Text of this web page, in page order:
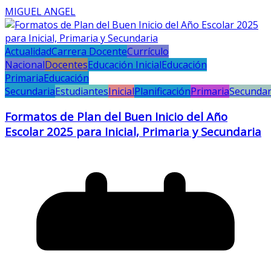
MIGUEL ANGEL
ActualidadCarrera DocenteCurrículo
NacionalDocentesEducación InicialEducación
PrimariaEducación
SecundariaEstudiantesInicialPlanificaciónPrimaria
Formatos de Plan del Buen Inicio del Año
Escolar 2025 para Inicial, Primaria y Secundaria